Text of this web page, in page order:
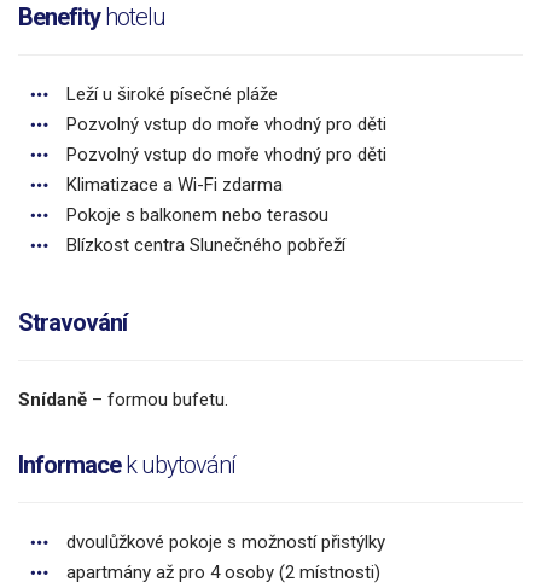
Benefityhotelu
Leží u široké písečné pláže
Pozvolný vstup do moře vhodný pro děti
Pozvolný vstup do moře vhodný pro děti
Klimatizace a Wi-Fi zdarma
Pokoje s balkonem nebo terasou
Blízkost centra Slunečného pobřeží
Stravování
Snídaně – formou bufetu.
Informacek ubytování
dvoulůžkové pokoje s možností přistýlky
apartmány až pro 4 osoby (2 místnosti)